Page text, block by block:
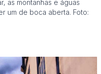
as montanhas e águas
um de boca aberta. Foto: